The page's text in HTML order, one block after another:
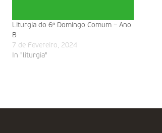
Liturgia do 6º Domingo Comum – Ano
B
7 de Fevereiro, 2024
In "liturgia"